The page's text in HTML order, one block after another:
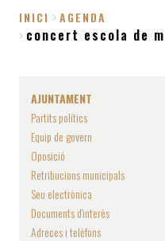
Fil
INICI AGENDA
concert escola de
AJUNTAMENT
Partits polítics
Equip de govern
Oposició
Retribucions municipals
Seu electrònica
Documents d'interès
Adreces i telèfons